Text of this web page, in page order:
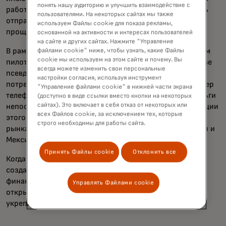
работаем с нашими партнерами над тем, чтобы сделать
отправку и получение денег по всему миру быстрее и
проще для людей.
В рамках этой работы, позднее в этом году мы запустим
пилотный проект так называемых «переводов на основе
псевдонимов», в рамках которого отправителям
потребуется только адрес электронной почты или номер
телефона получателя, чтобы безопасно перевести деньги
непосредственно на его банковский счет. Для реализации
этого проекта мы используем наши прочные связи на
рынках, включая Бангладеш, Филиппины, Кению, Китай и
Мексику.
Когда деньги так легко и надёжно перемещаются, это
создаёт душевное спокойствие и способствует
финансовой безопасности отдельных семей. Она
открывает возможности, стимулирует устойчивость и
укрепляет экономику. Это движет миллионы вперёд.
понять нашу аудиторию и улучшить взаимодействие с
пользователями. На некоторых сайтах мы также
используем Файлы cookie для показа рекламы,
основанной на активности и интересах пользователей
на сайте и других сайтах. Нажмите "Управление
файлами cookie" ниже, чтобы узнать, какие Файлы
cookie мы используем на этом сайте и почему. Вы
всегда можете изменить свои персональные
настройки согласия, используя инструмент
"Управление файлами cookie" в нижней части экрана
(доступно в виде ссылки вместо кнопки на некоторых
сайтах). Это включает в себя отказ от некоторых или
всех Файлов cookie, за исключением тех, которые
строго необходимы для работы сайта.
Принять Файлы cookie Отклонить все
Управлять Файлами cookie